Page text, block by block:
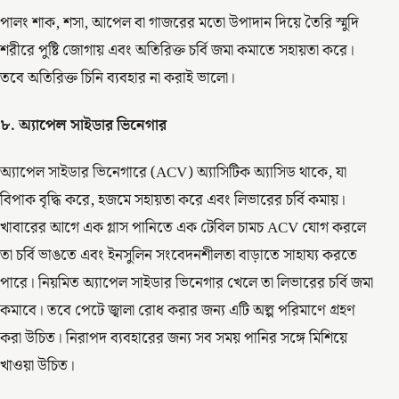
পালং শাক, শসা, আপেল বা গাজরের মতো উপাদান দিয়ে তৈরি স্মুদি
শরীরে পুষ্টি জোগায় এবং অতিরিক্ত চর্বি জমা কমাতে সহায়তা করে।
তবে অতিরিক্ত চিনি ব্যবহার না করাই ভালো।
৮. অ্যাপেল সাইডার ভিনেগার
অ্যাপেল সাইডার ভিনেগারে (ACV) অ্যাসিটিক অ্যাসিড থাকে, যা
বিপাক বৃদ্ধি করে, হজমে সহায়তা করে এবং লিভারের চর্বি কমায়।
খাবারের আগে এক গ্লাস পানিতে এক টেবিল চামচ ACV যোগ করলে
তা চর্বি ভাঙতে এবং ইনসুলিন সংবেদনশীলতা বাড়াতে সাহায্য করতে
পারে। নিয়মিত অ্যাপেল সাইডার ভিনেগার খেলে তা লিভারের চর্বি জমা
কমাবে। তবে পেটে জ্বালা রোধ করার জন্য এটি অল্প পরিমাণে গ্রহণ
করা উচিত। নিরাপদ ব্যবহারের জন্য সব সময় পানির সঙ্গে মিশিয়ে
খাওয়া উচিত।